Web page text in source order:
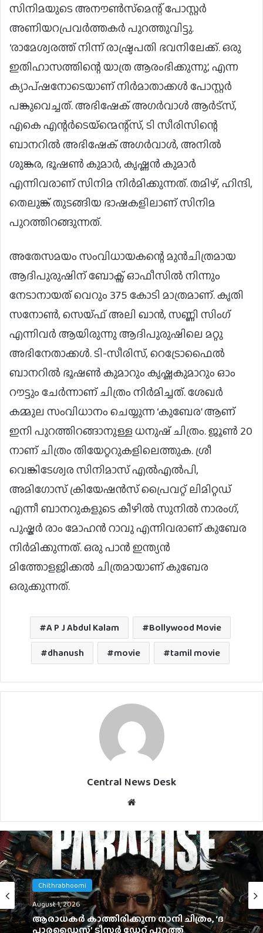
സിനിമയുടെ അനൗൺസ്‌മെന്റ് പോസ്റ്റർ
അണിയറപ്രവർത്തകർ പുറത്തുവിട്ടു.
‘രാമേശ്വരത്ത് നിന്ന് രാഷ്ട്രപതി ഭവനിലേക്ക്. ഒരു
ഇതിഹാസത്തിന്റെ യാത്ര ആരംഭിക്കുന്നു’, എന്ന
ക്യാപ്ഷനോടെയാണ് നിർമാതാക്കൾ പോസ്റ്റർ
പങ്കുവെച്ചത്. അഭിഷേക് അഗർവാൾ ആർട്സ്,
എകെ എന്റർടെയ്ന്മെന്റ്സ്, ടി സീരിസിന്റെ
ബാനറിൽ അഭിഷേക് അഗർവാൾ, അനിൽ
ശുങ്കര, ഭൂഷൺ കുമാർ, കൃഷ്ണൻ കുമാർ
എന്നിവരാണ് സിനിമ നിർമിക്കുന്നത്. തമിഴ്, ഹിന്ദി,
തെലുങ്ക് തുടങ്ങിയ ഭാഷകളിലാണ് സിനിമ
പുറത്തിറങ്ങുന്നത്.
അതേസമയം സംവിധായകന്റെ മുൻചിത്രമായ
ആദിപുരുഷിന് ബോക്സ് ഓഫീസിൽ നിന്നും
നേടാനായത് വെറും 375 കോടി മാത്രമാണ്. കൃതി
സനോണ്‍, സെയ്ഫ് അലി ഖാന്‍, സണ്ണി സിംഗ്
എന്നിവർ ആയിരുന്നു ആദിപുരുഷിലെ മറ്റു
അഭിനേതാക്കൾ. ടി-സീരിസ്, റെട്രോഫൈല്‍
ബാനറില്‍ ഭൂഷണ്‍ കുമാറും കൃഷ്ണകുമാറും ഓം
റൗട്ടും ചേര്‍ന്നാണ് ചിത്രം നിര്‍മിച്ചത്. ശേഖർ
കമ്മുല സംവിധാനം ചെയ്യുന്ന ‘കുബേര’ ആണ്
ഇനി പുറത്തിറങ്ങാനുള്ള ധനുഷ് ചിത്രം. ജൂൺ 20
നാണ് ചിത്രം തിയേറ്ററുകളിലെത്തുക. ശ്രീ
വെങ്കിടേശ്വര സിനിമാസ് എൽഎൽപി,
അമിഗോസ് ക്രിയേഷൻസ് പ്രൈവറ്റ് ലിമിറ്റഡ്
എന്നീ ബാനറുകളുടെ കീഴിൽ സുനിൽ നാരംഗ്,
പുഷ്കർ രാം മോഹൻ റാവു എന്നിവരാണ് കുബേര
നിർമിക്കുന്നത്. ഒരു പാൻ ഇന്ത്യൻ
മിത്തോളജിക്കൽ ചിത്രമായാണ് കുബേര
ഒരുക്കുന്നത്.
A P J Abdul Kalam
Bollywood Movie
dhanush
movie tamil movie
Central News Desk
Chithrabhoomi
August 1, 2026
Tamil
July 31, 2026